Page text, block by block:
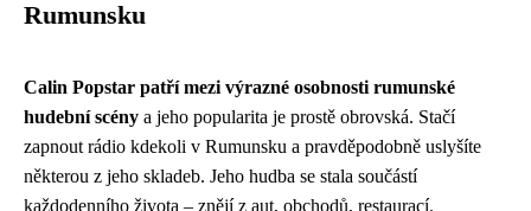
Rumunsku
Calin Popstar patří mezi výrazné osobnosti rumunské
hudební scény a jeho popularita je prostě obrovská. Stačí
zapnout rádio kdekoli v Rumunsku a pravděpodobně uslyšíte
některou z jeho skladeb. Jeho hudba se stala součástí
každodenního života – znějí z aut, obchodů, restaurací.